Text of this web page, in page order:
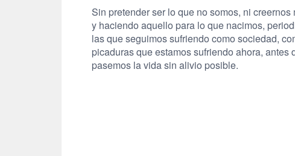
Sin pretender ser lo que no somos, ni
y haciendo aquello para lo que nacimos,
las que seguimos sufriendo como sociedad,
picaduras que estamos sufriendo ahora,
pasemos la vida sin alivio posible.